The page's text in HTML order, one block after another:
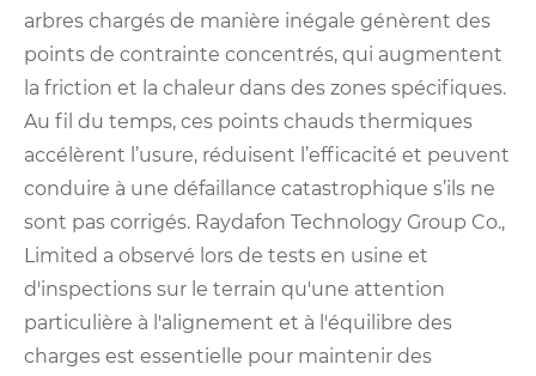
arbres chargés de manière inégale génèrent des
points de contrainte concentrés, qui augmentent
la friction et la chaleur dans des zones spécifiques.
Au fil du temps, ces points chauds thermiques
accélèrent l’usure, réduisent l’efficacité et peuvent
conduire à une défaillance catastrophique s’ils ne
sont pas corrigés. Raydafon Technology Group Co.,
Limited a observé lors de tests en usine et
d'inspections sur le terrain qu'une attention
particulière à l'alignement et à l'équilibre des
charges est essentielle pour maintenir des